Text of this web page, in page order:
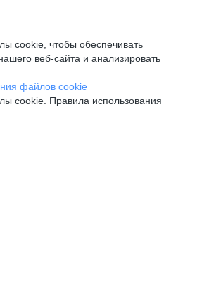
cookie, чтобы обеспечивать
веб-сайта и анализировать
файлов cookie
cookie. Правила использования